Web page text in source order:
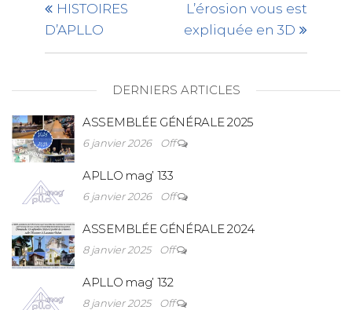
HISTOIRES
D’APLLO
L’érosion vous est
expliquée en 3D
DERNIERS ARTICLES
ASSEMBLÉE GÉNÉRALE 2025
6 janvier 2026 Off
APLLO mag’ 133
6 janvier 2026 Off
ASSEMBLÉE GÉNÉRALE 2024
8 janvier 2025 Off
APLLO mag’ 132
8 janvier 2025 Off